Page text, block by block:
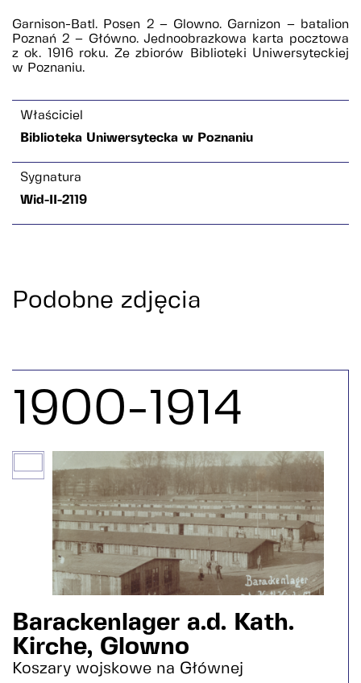
Właściciel
Biblioteka Uniwersytecka w Poznaniu
Sygnatura
Wid-II-2119
Garnison-Batl. Posen 2 – Glowno. Garnizon – batalion
Poznań 2 – Główno. Jednoobrazkowa karta pocztowa
z ok. 1916 roku. Ze zbiorów Biblioteki Uniwersyteckiej
w Poznaniu.
Podobne zdjęcia
1900-1914
Barackenlager a.d. Kath.
Kirche, Glowno
Koszary wojskowe na Głównej